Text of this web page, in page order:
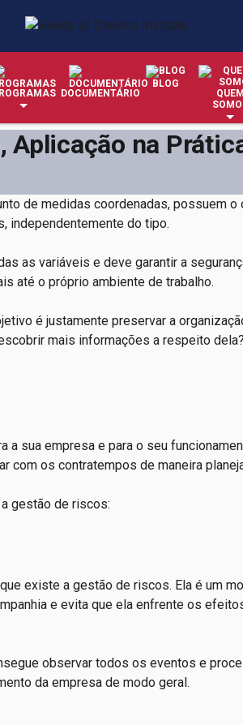
DOCUMENTÁRIO
BLOG
QUEM
na
de medidas coordenadas, possuem o
independentemente do tipo.
as variáveis e deve garantir a
até o próprio ambiente de trabalho.
é justamente preservar a
mais informações a respeito
sua empresa e para o seu
com os contratempos de maneira
gestão de riscos:
existe a gestão de riscos. Ela é um
e evita que ela enfrente os
observar todos os eventos e
da empresa de modo geral.